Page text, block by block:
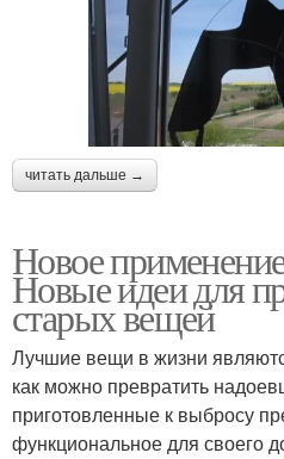
читать дальше →
Новое
Новые идеи для
старых вещей
Лучшие вещи в жизни
как можно превратить
приготовленные к выбросу
функциональное для своего